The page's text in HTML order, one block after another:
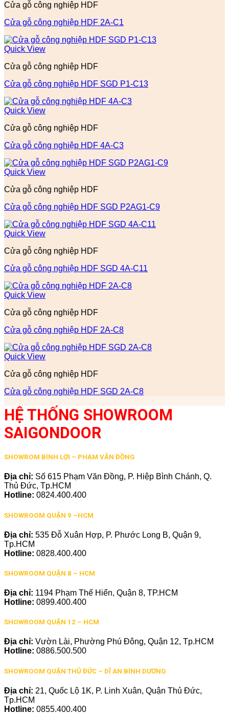
Cửa gỗ công nghiệp HDF
Cửa gỗ công nghiệp HDF 2A-C1
Quick View
Cửa gỗ công nghiệp HDF
Cửa gỗ công nghiệp HDF SGD P1-C13
Quick View
Cửa gỗ công nghiệp HDF
Cửa gỗ công nghiệp HDF 4A-C3
Quick View
Cửa gỗ công nghiệp HDF
Cửa gỗ công nghiệp HDF SGD P2AG1-C9
Quick View
Cửa gỗ công nghiệp HDF
Cửa gỗ công nghiệp HDF SGD 4A-C11
Quick View
Cửa gỗ công nghiệp HDF
Cửa gỗ công nghiệp HDF 2A-C8
Quick View
Cửa gỗ công nghiệp HDF
Cửa gỗ công nghiệp HDF SGD 2A-C8
HỆ THỐNG SHOWROOM
SAIGONDOOR
SHOWROM BÌNH LỢI – PHẠM VĂN ĐỒNG
Địa chỉ: Số 615 Phạm Văn Đồng, P. Hiệp Bình Chánh, Q.
Thủ Đức, Tp.HCM
Hotline: 0824.400.400
SHOWROOM QUẬN 9 –HCM
Địa chỉ: 535 Đỗ Xuân Hợp, P. Phước Long B, Quận 9,
Tp.HCM
Hotline: 0828.400.400
SHOWROOM QUẬN 8 – HCM
Địa chỉ: 1194 Phạm Thế Hiển, Quận 8, TP.HCM
Hotline: 0899.400.400
SHOWROOM QUẬN 12 – HCM
Địa chỉ: Vườn Lài, Phường Phú Đông, Quận 12, Tp.HCM
Hotline: 0886.500.500
SHOWROOM QUẬN THỦ ĐỨC – DĨ AN BÌNH DƯƠNG
Địa chỉ: 21, Quốc Lộ 1K, P. Linh Xuân, Quận Thủ Đức,
Tp.HCM
Hotline: 0855.400.400